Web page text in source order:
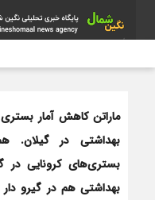
ماراتن کاهش آمار
بهداشتی در گیلان.
بستری‌های کرونایی در
بهداشتی هم در گیرو